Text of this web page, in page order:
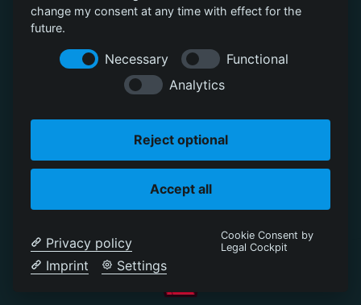
wird. Die Spielregeln sind integraler Bestandteil dieser
nicht gerichtlich überprüfbar, sofern diese keine
unmittelbaren Auswirkungen auf vertragliche
Verpflichtungen haben.
(3) Der Nutzer verpflichtet sich, beim Spielen die folgenden
Verhaltensregeln einzuhalten:
change my consent at any time with effect for the
future.
Necessary
Functional
Analytics
Reject optional
Accept all
Privacy policy
Imprint
Settings
Cookie Consent by
Legal Cockpit